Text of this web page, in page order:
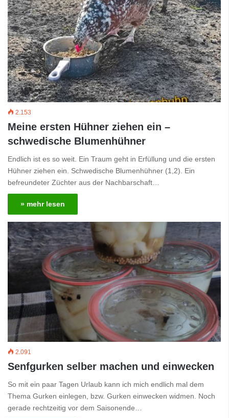
2.153
Meine ersten Hühner ziehen ein –
schwedische Blumenhühner
Endlich ist es so weit. Ein Traum geht in Erfüllung und die ersten
Hühner ziehen ein. Schwedische Blumenhühner (1,2). Ein
befreundeter Züchter aus der Nachbarschaft…
» mehr lesen
2.091
Senfgurken selber machen und einwecken
So mit ein paar Tagen Urlaub kann ich mich endlich mal dem
Thema Gurken einlegen, bzw. Gurken einwecken widmen. Noch
gerade rechtzeitig vor dem Saisonende…